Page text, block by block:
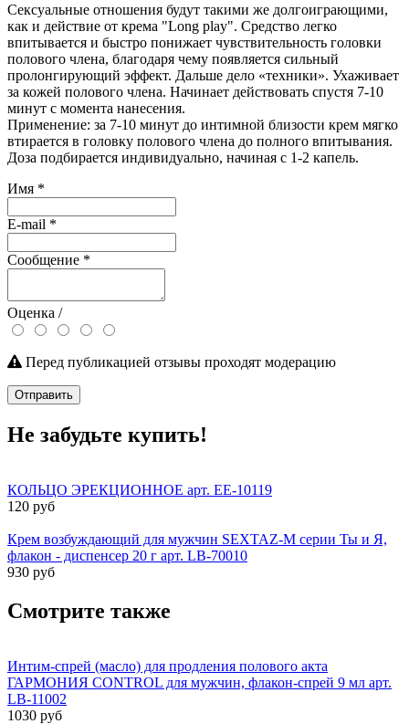
Сексуальные отношения будут такими же долгоиграющими,
как и действие от крема "Long play". Средство легко
впитывается и быстро понижает чувствительность головки
полового члена, благодаря чему появляется сильный
пролонгирующий эффект. Дальше дело «техники». Ухаживает
за кожей полового члена. Начинает действовать спустя 7-10
минут с момента нанесения.
Применение: за 7-10 минут до интимной близости крем мягко
втирается в головку полового члена до полного впитывания.
Доза подбирается индивидуально, начиная с 1-2 капель.
Имя *
E-mail *
Сообщение *
Оценка /
Перед публикацией отзывы проходят модерацию
Отправить
Не забудьте купить!
КОЛЬЦО ЭРЕКЦИОННОЕ арт. EE-10119
120 руб
Крем возбуждающий для мужчин SEXTAZ-M серии Ты и Я,
флакон - диспенсер 20 г арт. LB-70010
930 руб
Смотрите также
Интим-спрей (масло) для продления полового акта
ГАРМОНИЯ CONTROL для мужчин, флакон-спрей 9 мл арт.
LB-11002
1030 руб